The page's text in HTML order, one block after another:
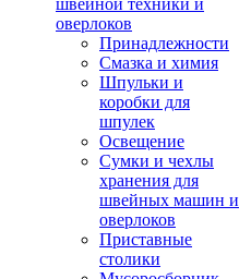
швейной техники и
оверлоков
Принадлежности
Смазка и химия
Шпульки и
коробки для
шпулек
Освещение
Сумки и чехлы
хранения для
швейных машин и
оверлоков
Приставные
столики